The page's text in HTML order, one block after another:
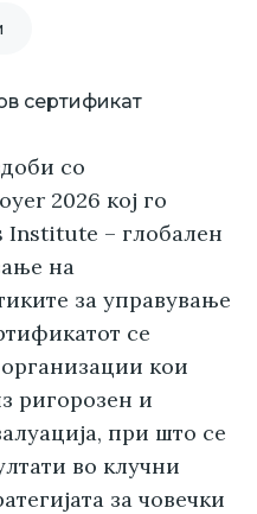
со
2026 кој го
Institute – глобален
на
за управување
се
кои
ригорозен и
при што се
во клучни
за човечки